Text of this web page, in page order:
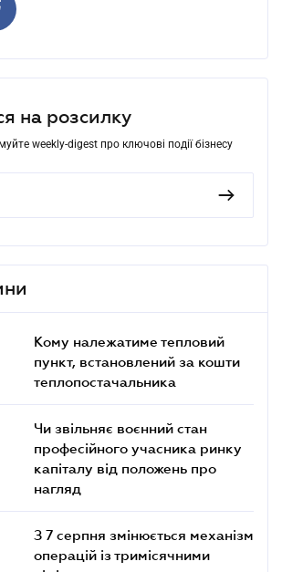
на розсилку
weekly-digest про ключові події бізнесу
Кому належатиме тепловий
пункт, встановлений за кошти
теплопостачальника
Чи звільняє воєнний стан
професійного учасника ринку
капіталу від положень про
нагляд
З 7 серпня змінюється механізм
операцій із тримісячними